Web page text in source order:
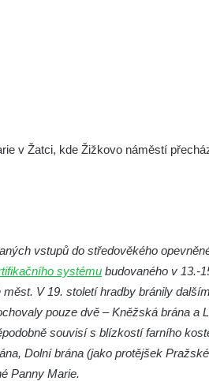
v Žatci, kde Žižkovo náměstí
vstupů do středověkého
systému budovaného v 13.-
V 19. století hradby bránily
pouze dvě – Kněžská brána a
souvisí s blízkostí farního
Dolní brána (jako protějšek
Panny Marie.